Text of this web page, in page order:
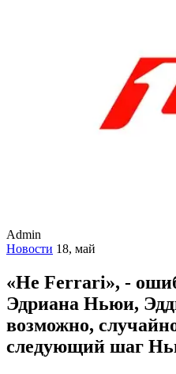
Admin
Новости 18, май
«Не Ferrari», -
Эдриана Ньюи,
возможно,
следующий шаг